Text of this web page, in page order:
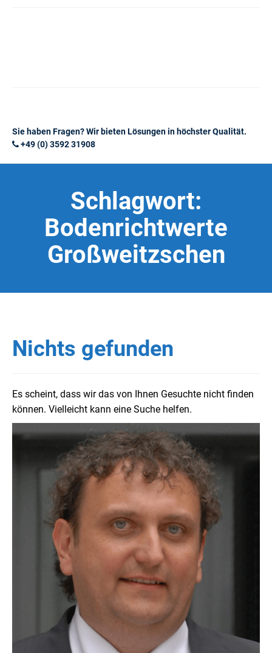
Sie haben Fragen? Wir bieten Lösungen in höchster Qualität.
+49 (0) 3592 31908
Schlagwort:
Bodenrichtwerte
Großweitzschen
Nichts gefunden
Es scheint, dass wir das von Ihnen Gesuchte nicht finden
können. Vielleicht kann eine Suche helfen.